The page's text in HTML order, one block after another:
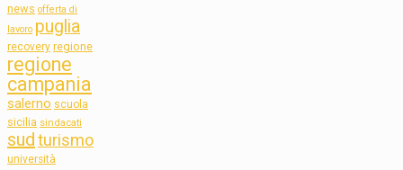
news offerta di
lavoro puglia
recovery regione
regione
campania
salerno scuola
sicilia sindacati
sudturismo
università